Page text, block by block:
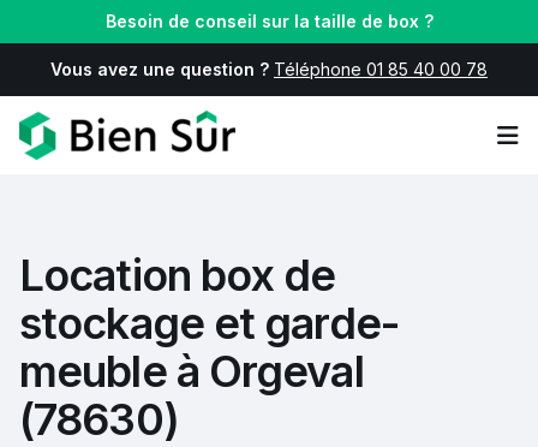
Besoin de conseil sur la taille de box ?
Vous avez une question ? Téléphone 01 85 40 00 78
Location box de
stockage et garde-
meuble à Orgeval
(78630)